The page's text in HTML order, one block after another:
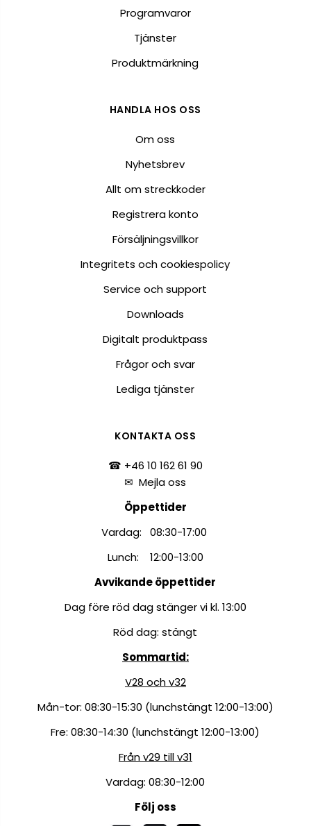
Programvaror
Tjänster
Produktmärkning
HANDLA HOS OSS
Om oss
Nyhetsbrev
Allt om streckkoder
Registrera konto
Försäljningsvillkor
Integritets och cookiespolicy
Service och support
Downloads
Digitalt produktpass
Frågor och svar
Lediga tjänster
KONTAKTA OSS
☎ +46 10 162 61 90
✉Mejla oss
Öppettider
Vardag: 08:30-17:00
Lunch: 12:00-13:00
Avvikande öppettider
Dag före röd dag stänger vi kl. 13:00
Röd dag: stängt
Sommartid:
V28 och v32
Mån-tor: 08:30-15:30 (lunchstängt 12:00-13:00)
Fre: 08:30-14:30 (lunchstängt 12:00-13:00)
Från v29 till v31
Vardag: 08:30-12:00
Följ oss